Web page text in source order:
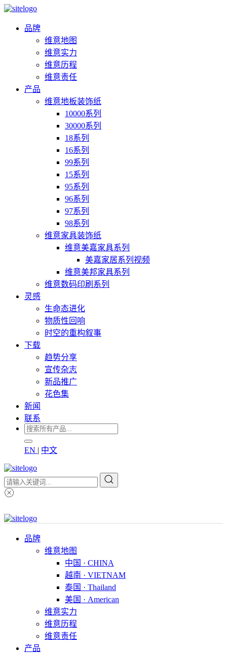
品牌
维意地图
维意实力
维意历程
维意责任
产品
维意地板装饰纸
10000系列
30000系列
18系列
16系列
99系列
15系列
95系列
96系列
97系列
98系列
维意家具装饰纸
维意美嘉家具系列
美嘉家居系列视频
维意美邦家具系列
维意数码印刷系列
灵感
生命态进化
物质性回响
时空的重构叙事
下载
趋势分享
宣传杂志
新品推广
花色集
新闻
联系
EN | 中文
品牌
维意地图
中国 · CHINA
越南 · VIETNAM
泰国 · Thailand
美国 · American
维意实力
维意历程
维意责任
产品